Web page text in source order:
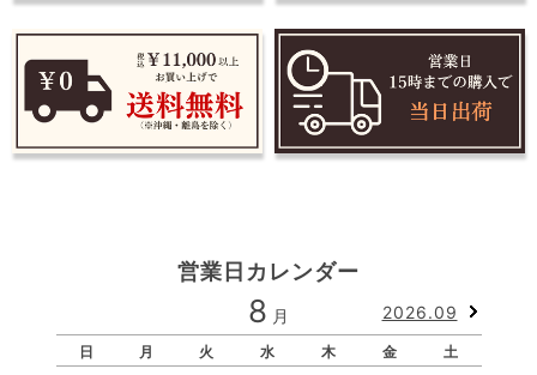
営業日カレンダー
8 月 2026.09
日 月 火 水 木 金 土